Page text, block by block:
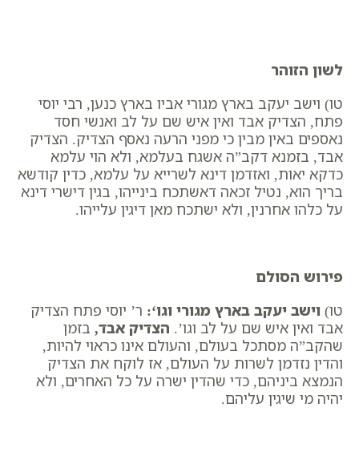
לשון הזוהר
טו) וישב יעקב בארץ מגורי אביו בארץ כנען, רבי יוסי
פתח, הצדיק אבד ואין איש שם על לב ואנשי חסד
נאספים באין מבין כי מפני הרעה נאסף הצדיק. הצדיק
אבד, בזמנא דקב”ה אשגח בעלמא, ולא הוי עלמא
כדקא יאות, ואזדמן דינא לשרייא על עלמא, כדין קודשא
בריך הוא, נטיל זכאה דאשתכח בינייהו, בגין דישרי דינא
על כלהו אחרנין, ולא ישתכח מאן דיגין עלייהו.
פירוש הסולם
טו) ​ וישב יעקב בארץ מגורי וגו‘: ר’ יוסי פתח ​הצדיק
אבד ואין איש שם על לב וגו’. הצדיק אבד, בזמן
שהקב”ה מסתכל בעולם, והעולם אינו כראוי להיות,
והדין נזדמן לשרות על העולם, אז לוקח את הצדיק
הנמצא ביניהם, כדי שהדין ישרה על כל האחרים, ולא
יהיה מי שיגין עליהם.